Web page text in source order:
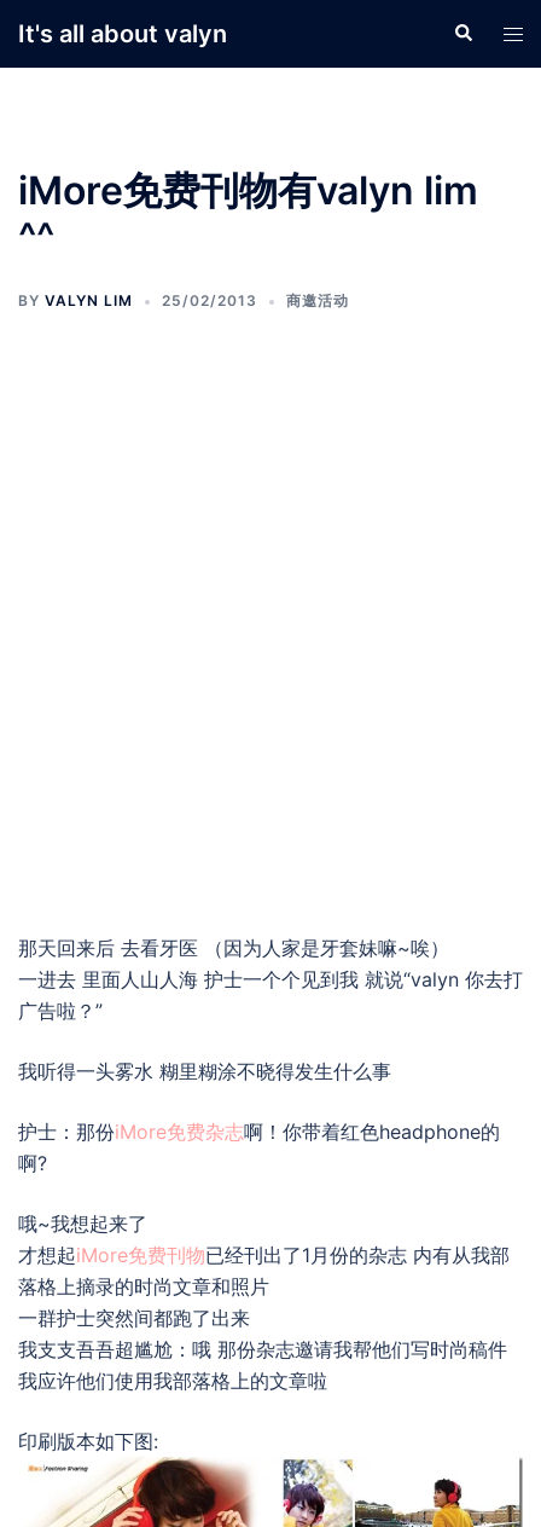
It's all about valyn Search
iMore免费刊物有valyn lim
^^
BY VALYN LIM 25/02/2013 商邀活动
那天回来后 去看牙医 （因为人家是牙套妹嘛~唉）
一进去 里面人山人海 护士一个个见到我 就说“valyn 你去打
广告啦？”
我听得一头雾水 糊里糊涂不晓得发生什么事
护士：那份iMore免费杂志啊！你带着红色headphone的
啊?
哦~我想起来了
才想起iMore免费刊物已经刊出了1月份的杂志 内有从我部
落格上摘录的时尚文章和照片
一群护士突然间都跑了出来
我支支吾吾超尴尬：哦 那份杂志邀请我帮他们写时尚稿件
我应许他们使用我部落格上的文章啦
印刷版本如下图: